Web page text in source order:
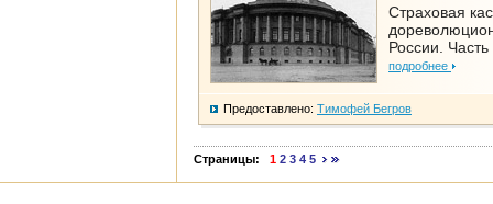
Страховая
России. Часть
подробнее
Предоставлено: Тимофей Бегров
Страницы: 1 2 3 4 5